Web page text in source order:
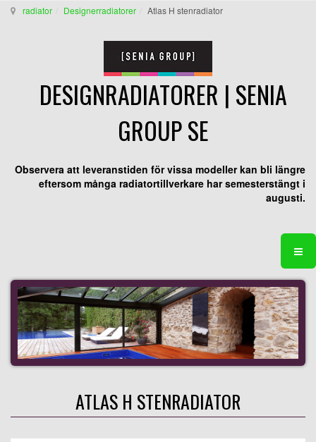
radiator Designerradiatorer Atlas H stenradiator
DESIGNRADIATORER | SENIA
GROUP SE
Observera att leveranstiden för vissa modeller kan bli längre
eftersom många radiatortillverkare har semesterstängt i
augusti.
ATLAS H STENRADIATOR